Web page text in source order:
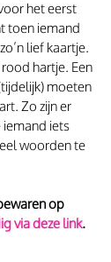
het eerst
toen iemand
lief kaartje.
hartje. Een
moeten
Zo zijn er
iemand iets
woorden te
op
via deze link.